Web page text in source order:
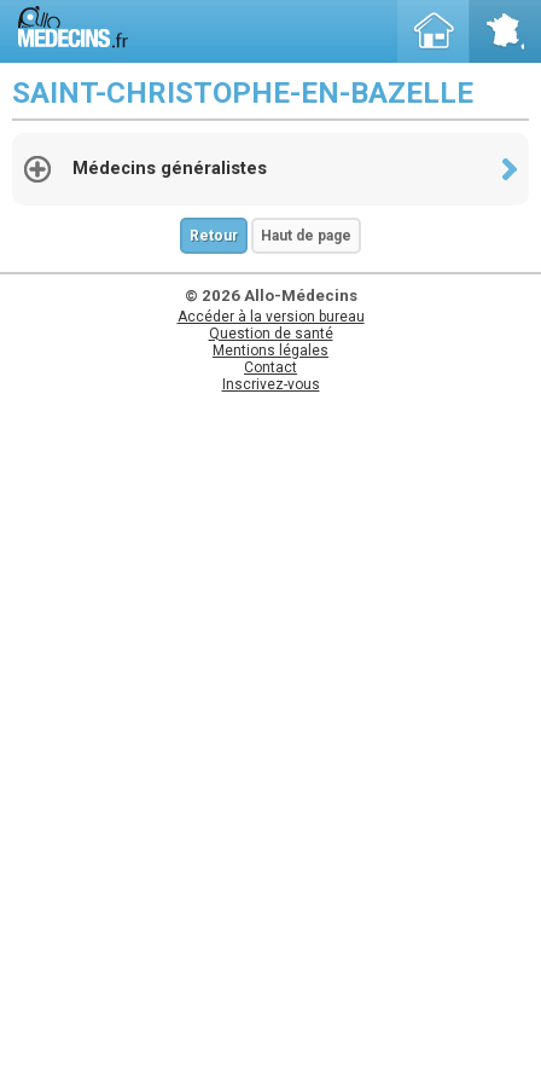
SAINT-CHRISTOPHE-EN-BAZELLE
Médecins généralistes
Retour Haut de page
© 2026 Allo-Médecins
Accéder à la version bureau
Question de santé
Mentions légales
Contact
Inscrivez-vous